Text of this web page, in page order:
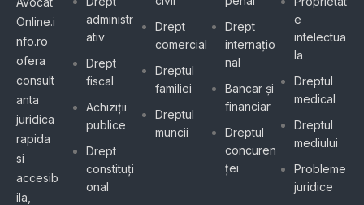
Online.i
nfo.ro
ofera
consult
anta
juridica
rapida
si
accesib
ila,
administr
ativ
Drept
fiscal
Achiziții
publice
Drept
constituți
onal
Drept
comercial
Dreptul
familiei
Dreptul
muncii
Drept
internațio
nal
Bancar și
financiar
Dreptul
concuren
ței
e
intelectua
la
Dreptul
medical
Dreptul
mediului
Probleme
juridice